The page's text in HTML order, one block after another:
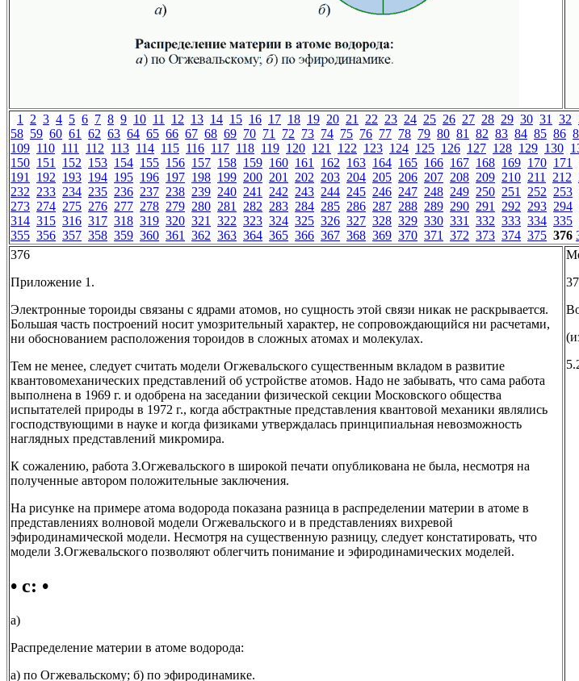
1 2 3 4 5 6 7 8 9 10 11 12 13 14 15 16 17 18 19 20 21 22 23 24 25 26 27 28 29 30 31 32
58 59 60 61 62 63 64 65 66 67 68 69 70 71 72 73 74 75 76 77 78 79 80 81 82 83 84 85 86
109 110 111 112 113 114 115 116 117 118 119 120 121 122 123 124 125 126 127 128 129 130
150 151 152 153 154 155 156 157 158 159 160 161 162 163 164 165 166 167 168 169 170 171
191 192 193 194 195 196 197 198 199 200 201 202 203 204 205 206 207 208 209 210 211 212
232 233 234 235 236 237 238 239 240 241 242 243 244 245 246 247 248 249 250 251 252 253
273 274 275 276 277 278 279 280 281 282 283 284 285 286 287 288 289 290 291 292 293 294
314 315 316 317 318 319 320 321 322 323 324 325 326 327 328 329 330 331 332 333 334 335
355 356 357 358 359 360 361 362 363 364 365 366 367 368 369 370 371 372 373 374 375 376
376
Приложение 1.
Электронные тороиды связаны с ядрами атомов, но сущность этой связи никак не раскрывается.
Большая часть построений носит умозрительный характер, не сопровождающийся ни расчетами,
ни обоснованием расположения тороидов в сложных атомах и молекулах.
Тем не менее, следует считать модели Огжевальского существенным вкладом в развитие
квантовомеханических представлений об устройстве атомов. Надо не забывать, что сама работа
выполнена в 1969 г. и одобрена на заседании физической секции Московского общества
испытателей природы в 1972 г., когда абстрактные представления квантовой механики являлись
господствующими в науке и когда физиками утверждалась принципиальная невозможность
наглядных представлений микромира.
К сожалению, работа З.Огжевальского в широкой печати опубликована не была, несмотря на
полученные автором положительные заключения.
На рисунке на примере атома водорода показана разница в распределении материи в атоме в
представлениях волновой модели Огжевальского и в представлениях вихревой
эфиродинамической модели. Несмотря на существенную разницу, следует констатировать, что
модели З.Огжевальского позволяют облегчить понимание и эфиродинамических моделей.
• с: •
а)
Распределение материи в атоме водорода:
а) по Огжевальскому; б) по эфиродинамике.